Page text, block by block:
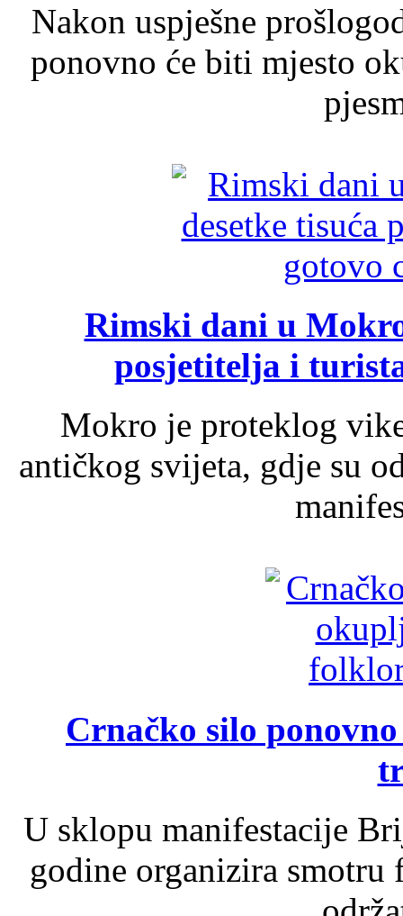
Nakon uspješne
ponovno će biti mjesto
Rimski dani u
posjetitelja i
Mokro je proteklog
antičkog svijeta, gdje su
Crnačko silo
U sklopu manifestacije
godine organizira